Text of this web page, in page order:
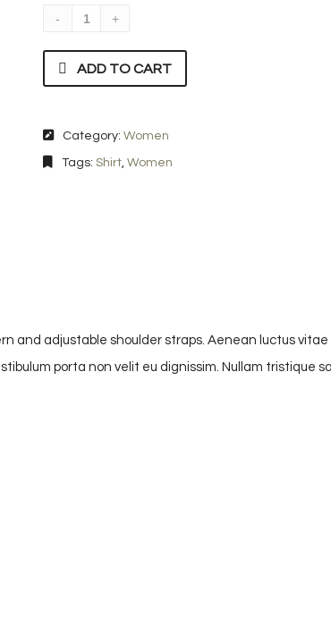
ADD TO CART
Category:Women
Tags:Shirt,Women
and adjustable shoulder straps. Aenean luctus
porta non velit eu dignissim. Nullam tristique